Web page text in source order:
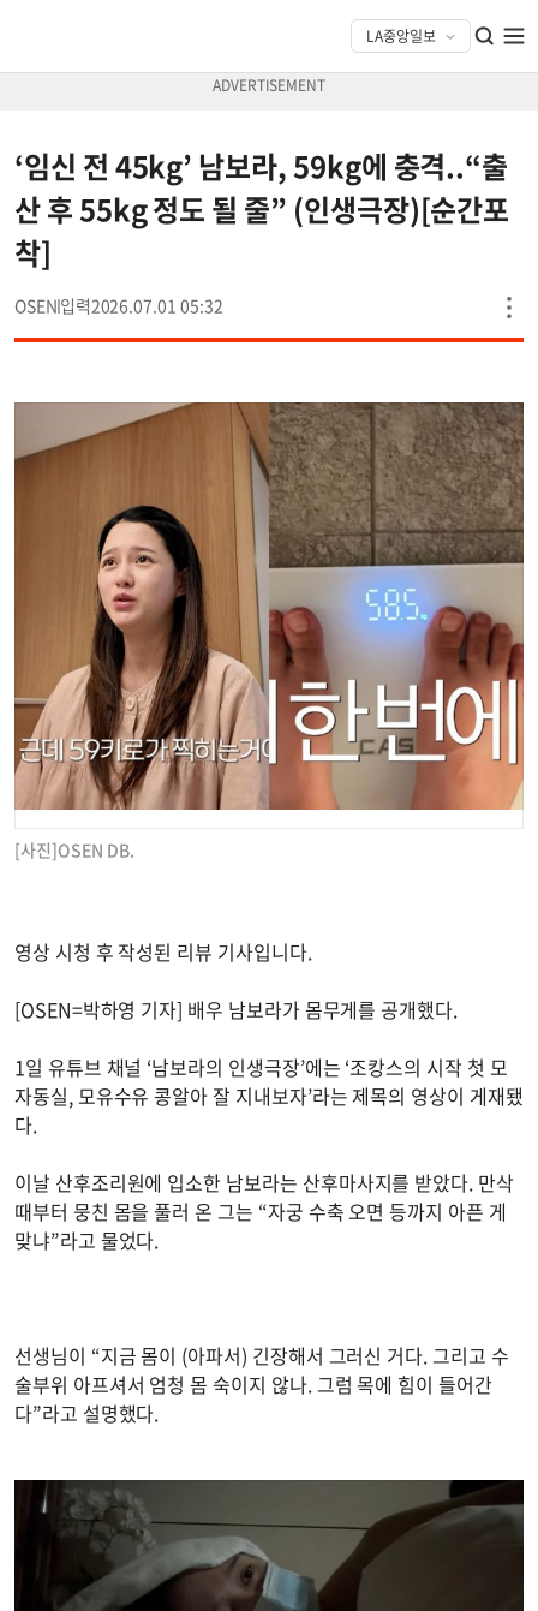
‘임신 전 45kg’ 남보라, 59kg에 충격..“출
산 후 55kg 정도 될 줄” (인생극장)[순간포
착]
OSEN 2026.07.01 05:32
[사진]OSEN DB.
영상 시청 후 작성된 리뷰 기사입니다.
[OSEN=박하영 기자] 배우 남보라가 몸무게를 공개했다.
1일 유튜브 채널 ‘남보라의 인생극장’에는 ‘조캉스의 시작 첫 모
자동실, 모유수유 콩알아 잘 지내보자’라는 제목의 영상이 게재됐
다.
이날 산후조리원에 입소한 남보라는 산후마사지를 받았다. 만삭
때부터 뭉친 몸을 풀러 온 그는 “자궁 수축 오면 등까지 아픈 게
맞냐”라고 물었다.
선생님이 “지금 몸이 (아파서) 긴장해서 그러신 거다. 그리고 수
술부위 아프셔서 엄청 몸 숙이지 않나. 그럼 목에 힘이 들어간
다”라고 설명했다.